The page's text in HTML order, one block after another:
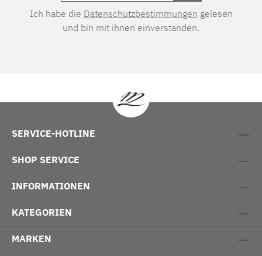
Ich habe die Datenschutzbestimmungen gelesen
und bin mit ihnen einverstanden.
SERVICE-HOTLINE
SHOP SERVICE
INFORMATIONEN
KATEGORIEN
MARKEN